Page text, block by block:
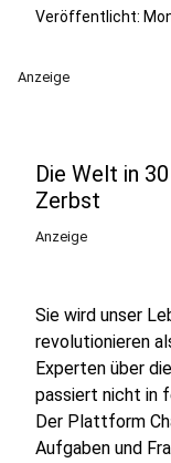
Veröffentlicht:
Anzeige
Die Welt in
Zerbst
Anzeige
Sie wird unser
revolutionieren
Experten über
passiert nicht in
Der Plattform
Aufgaben und